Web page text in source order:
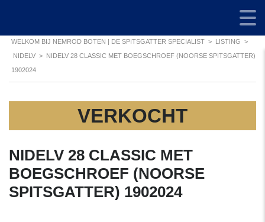
WELKOM BIJ NEMROD BOTEN | DE SPITSGATTER SPECIALIST > LISTING >
NIDELV > NIDELV 28 CLASSIC MET BOEGSCHROEF (NOORSE SPITSGATTER)
1902024
VERKOCHT
NIDELV 28 CLASSIC MET
BOEGSCHROEF (NOORSE
SPITSGATTER) 1902024